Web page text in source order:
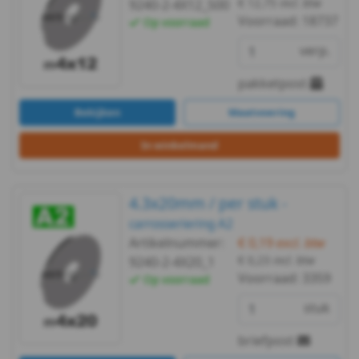
A2
-
m5
WS
9240
-
A2
-
Op voorraad Voorraad:
verp.
pakketpost
Bekijken Maatvoering
In winkelmand
4.3x20mm / per stuk -
carrosseriering A2
Artikelnummer:
Op voorraad
€ 0,19 excl. btw
incl. btw
Voorraad:
briefpost